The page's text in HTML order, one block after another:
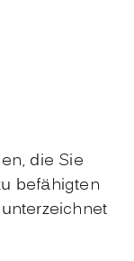
die Sie
befähigten